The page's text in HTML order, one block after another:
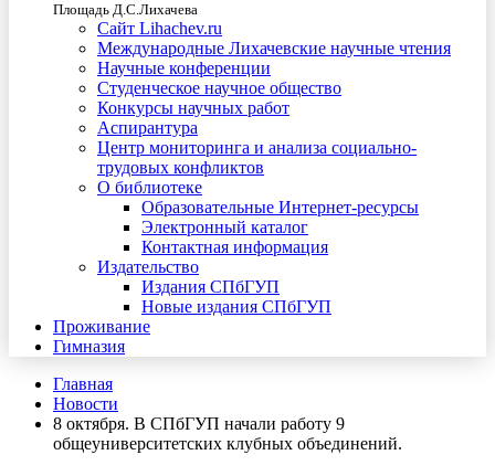
Площадь Д.С.Лихачева
Сайт Lihachev.ru
Международные Лихачевские научные чтения
Научные конференции
Студенческое научное общество
Конкурсы научных работ
Аспирантура
Центр мониторинга и анализа социально-
трудовых конфликтов
О библиотеке
Образовательные Интернет-ресурсы
Электронный каталог
Контактная информация
Издательство
Издания СПбГУП
Новые издания СПбГУП
Проживание
Гимназия
Главная
Новости
8 октября. В СПбГУП начали работу 9
общеуниверситетских клубных объединений.